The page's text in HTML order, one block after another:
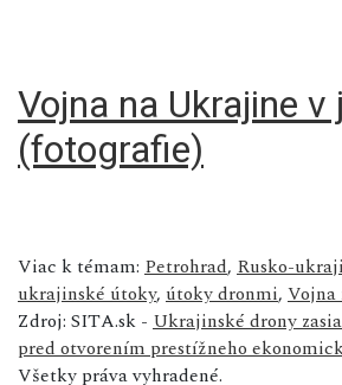
Vojna na Ukrajine v
(fotografie)
Viac k témam: Petrohrad, Rusko-
ukrajinské útoky, útoky dronmi,
Zdroj: SITA.sk - Ukrajinské drony
pred otvorením prestížneho
Všetky práva vyhradené.